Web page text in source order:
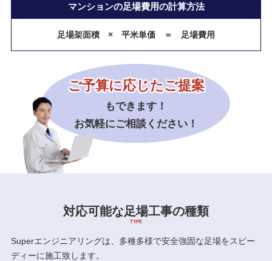
マンションの足場費用の計算方法
足場架面積 × 平米単価 ＝ 足場費用
ご予算に応じたご提案
もできます！
お気軽にご相談ください！
対応可能な足場工事の種類
Superエンジニアリングは、多種多様で安全強固な足場をスピー
ディーに施工致します。